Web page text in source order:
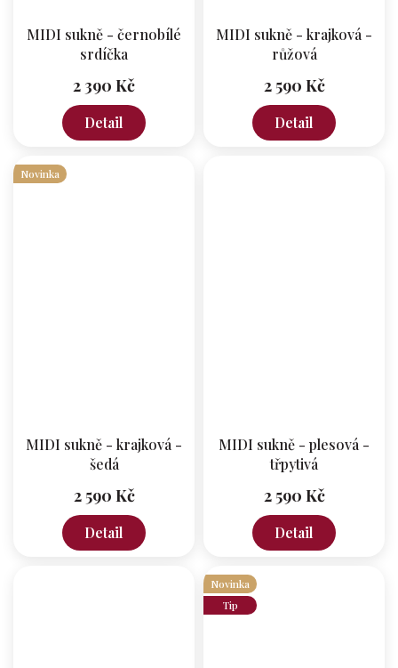
MIDI sukně - černobílé
srdíčka
2 390 Kč
Detail
MIDI sukně - krajková -
růžová
2 590 Kč
Detail
Novinka
MIDI sukně - krajková -
šedá
2 590 Kč
Detail
MIDI sukně - plesová -
třpytivá
2 590 Kč
Detail
Novinka
Tip